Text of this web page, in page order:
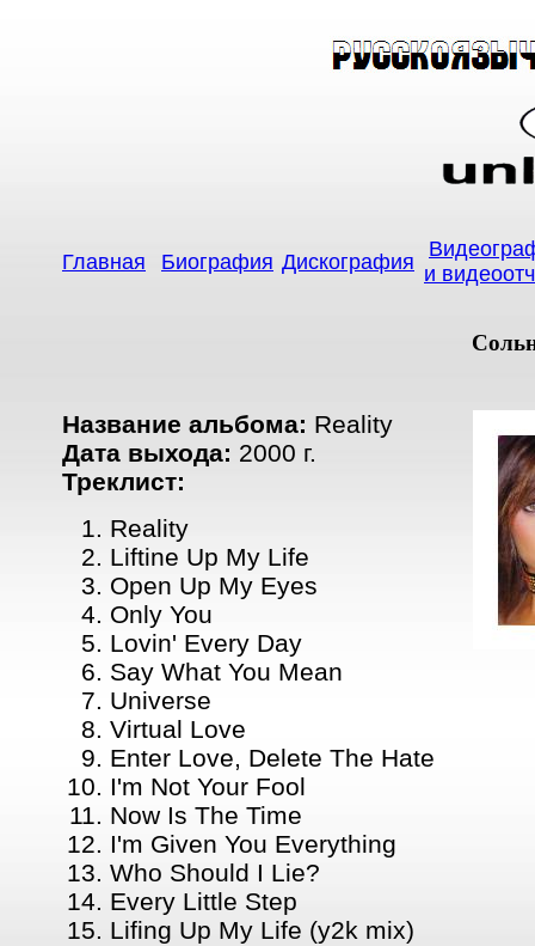
Главная Биография Дискография и
Название альбома: Reality
Дата выхода: 2000 г.
Треклист:
Reality
Liftine Up My Life
Open Up My Eyes
Only You
Lovin' Every Day
Say What You Mean
Universe
Virtual Love
Enter Love, Delete The Hate
I'm Not Your Fool
Now Is The Time
I'm Given You Everything
Who Should I Lie?
Every Little Step
Lifing Up My Life (y2k mix)